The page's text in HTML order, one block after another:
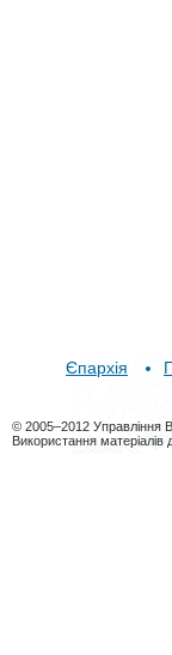
Єпархія
© 2005–2012 Управління
Використання